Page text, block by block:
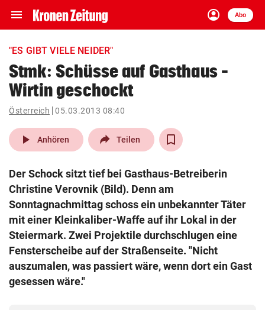
menu Navigation
ein-/ausklappen
account_circle
Anmelden
Abo
close Schließen
account_circle Anmelden
pin_drop
Wien arrow_right
search
Suchbegriff
eingeben
© Krone Multimedia GmbH & Co KG 2026
"ES GIBT VIELE NEIDER"
Stmk: Schüsse auf Gasthaus –
Wirtin geschockt
Österreich 05.03.2013 08:40
play_arrow Anhören Teilen
Der Schock sitzt tief bei Gasthaus-Betreiberin
Christine Verovnik (Bild). Denn am
Sonntagnachmittag schoss ein unbekannter Täter
mit einer Kleinkaliber-Waffe auf ihr Lokal in der
Steiermark. Zwei Projektile durchschlugen eine
Fensterscheibe auf der Straßenseite. "Nicht
auszumalen, was passiert wäre, wenn dort ein Gast
gesessen wäre."